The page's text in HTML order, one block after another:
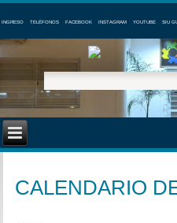
INGRESO TELÉFONOS FACEBOOK INSTAGRAM YOUTUBE SIU
CALENDARIO